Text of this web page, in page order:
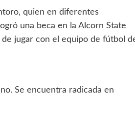
quien en diferentes
una beca en la Alcorn State
jugar con el equipo de fútbol
Se encuentra radicada en